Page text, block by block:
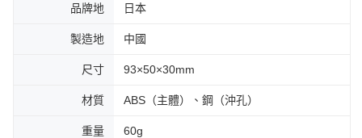
品牌地 日本
製造地 中國
尺寸 93×50×30mm
材質 ABS（主體）、鋼（沖孔）
重量 60g